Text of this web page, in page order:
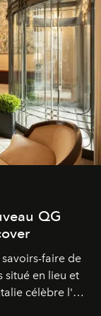
QG
faire de
situé en lieu et
célèbre l'art